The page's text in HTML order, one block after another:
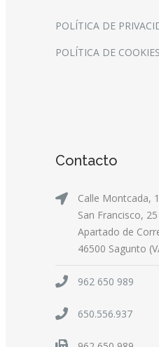
POLÍTICA DE
POLÍTICA DE COOKIES
Contacto
Calle Montcada,
San Francisco, 25
Apartado de
46500 Sagunto
962 650 989
650.556.937